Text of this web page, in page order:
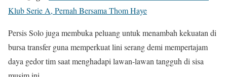
Klub Serie A, Pernah Bersama Thom Haye
Persis Solo juga membuka peluang untuk menambah kekuatan di
bursa transfer guna memperkuat lini serang demi mempertajam
daya gedor tim saat menghadapi lawan-lawan tangguh di sisa